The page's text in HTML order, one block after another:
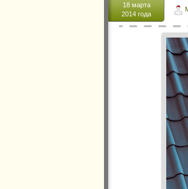
18 марта
2014 года